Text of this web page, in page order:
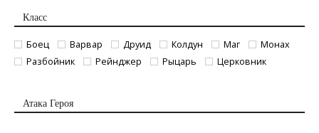
Класс
Боец Варвар Друид Колдун Маг
Монах
Разбойник
Рейнджер Рыцарь Церковник
Атака Героя